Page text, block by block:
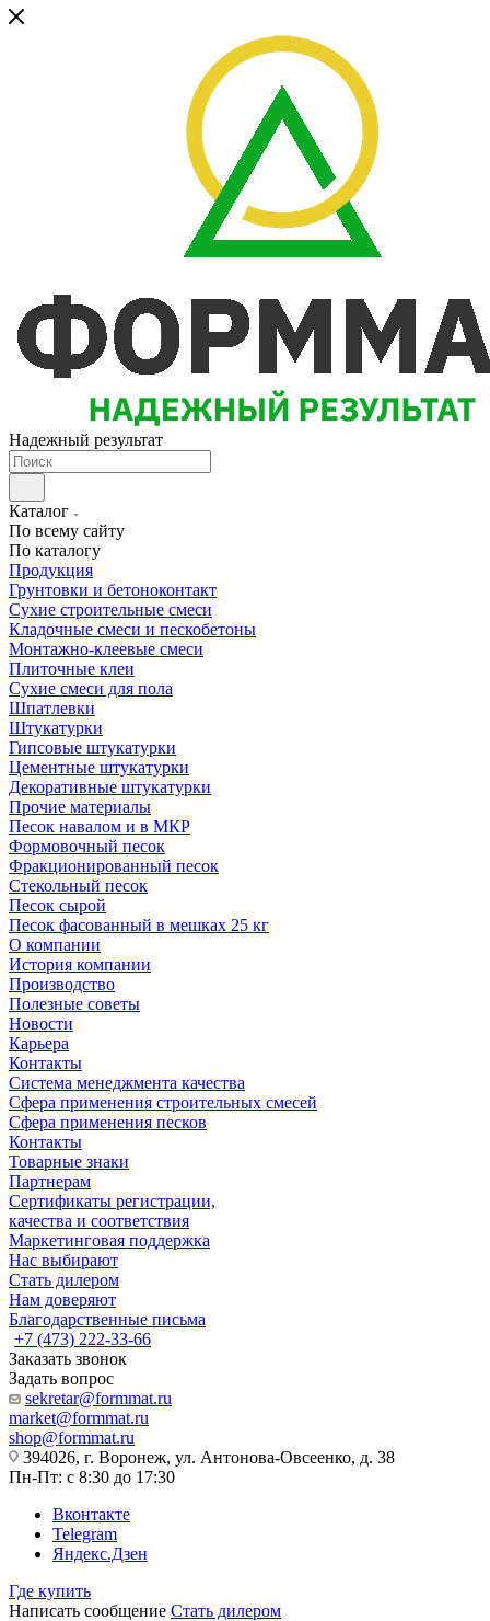
Надежный результат
Каталог
По всему сайту
По каталогу
Продукция
Грунтовки и бетоноконтакт
Сухие строительные смеси
Кладочные смеси и пескобетоны
Монтажно-клеевые смеси
Плиточные клеи
Сухие смеси для пола
Шпатлевки
Штукатурки
Гипсовые штукатурки
Цементные штукатурки
Декоративные штукатурки
Прочие материалы
Песок навалом и в МКР
Формовочный песок
Фракционированный песок
Стекольный песок
Песок сырой
Песок фасованный в мешках 25 кг
О компании
История компании
Производство
Полезные советы
Новости
Карьера
Контакты
Система менеджмента качества
Сфера применения строительных смесей
Сфера применения песков
Контакты
Товарные знаки
Партнерам
Сертификаты регистрации,
качества и соответствия
Маркетинговая поддержка
Нас выбирают
Стать дилером
Нам доверяют
Благодарственные письма
+7 (473) 222-33-66
Заказать звонок
Задать вопрос
sekretar@formmat.ru
market@formmat.ru
shop@formmat.ru
394026, г. Воронеж, ул. Антонова-Овсеенко, д. 38
Пн-Пт: с 8:30 до 17:30
Вконтакте
Telegram
Яндекс.Дзен
Где купить
Написать сообщение Стать дилером